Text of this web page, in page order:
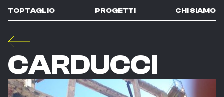
TOPTAGLIO PROGETTI CHI SIAMO
CARDUCCI